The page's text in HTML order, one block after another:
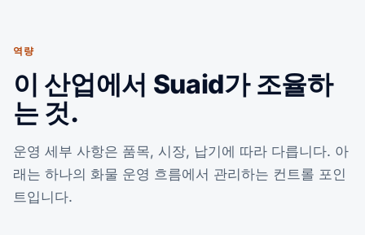
역량
이 산업에서 Suaid가 조율하
는 것.
운영 세부 사항은 품목, 시장, 납기에 따라 다릅니다. 아
래는 하나의 화물 운영 흐름에서 관리하는 컨트롤 포인
트입니다.